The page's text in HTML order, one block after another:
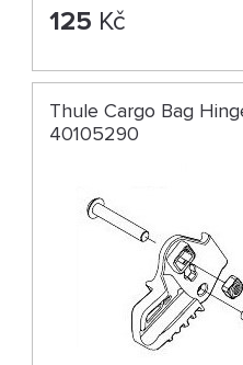
125 Kč
Thule Cargo Bag
40105290